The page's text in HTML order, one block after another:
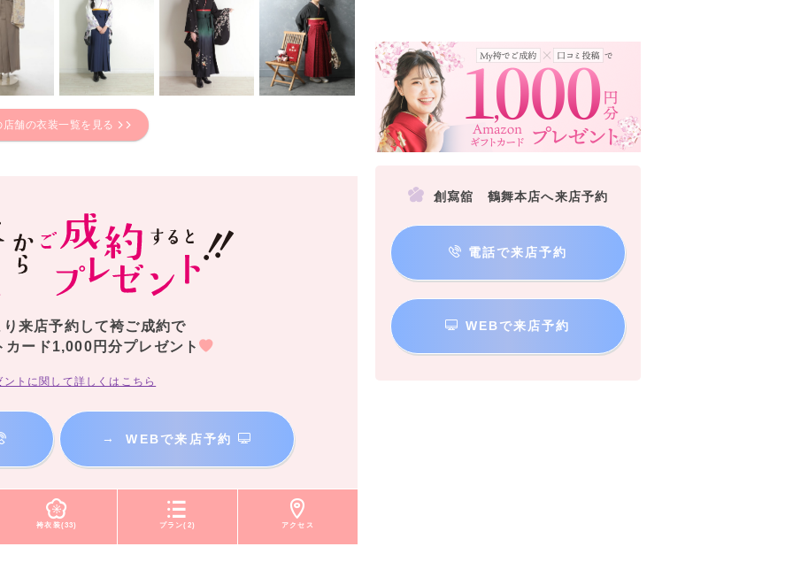
店舗の衣装一覧を見る
来店予約して袴ご成約で
ード1,000円分プレゼント
トに関して詳しくはこちら
→ WEBで来店予約
袴衣装(33) プラン(2) アクセス
創寫舘 鶴舞本店へ来店予約
電話で来店予約
WEBで来店予約